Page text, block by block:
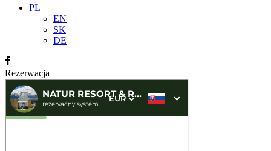
PL
EN
SK
DE
Rezerwacja